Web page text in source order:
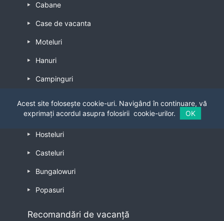
Cabane
Case de vacanta
Moteluri
Hanuri
Campinguri
Restaurante
Hosteluri
Casteluri
Bungalowuri
Popasuri
Recomandări de vacanță
Acest site folosește cookie-uri. Navigând în continuare, vă
exprimați acordul asupra folosirii cookie-urilor. OK